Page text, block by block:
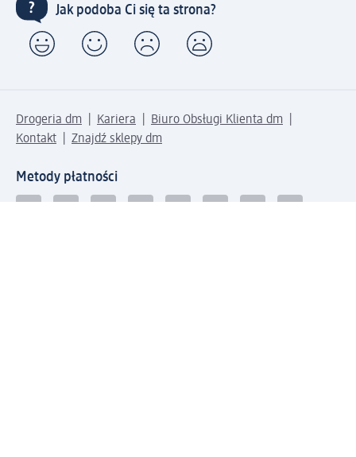
Jak podoba Ci się ta strona?
Drogeria dm Kariera
Biuro Obsługi Klienta dm
Kontakt
Znajdź sklepy dm
Metody płatności